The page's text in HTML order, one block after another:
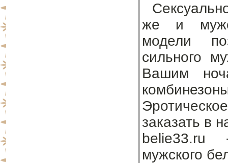
же и
модели
сильного
Вашим
заказать в
belie33.ru -
мужского